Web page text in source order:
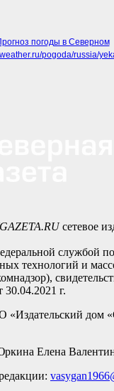
погоды в Северном
pogoda/russia/
сетевое
службой
технологий и
г.
дом
Елена